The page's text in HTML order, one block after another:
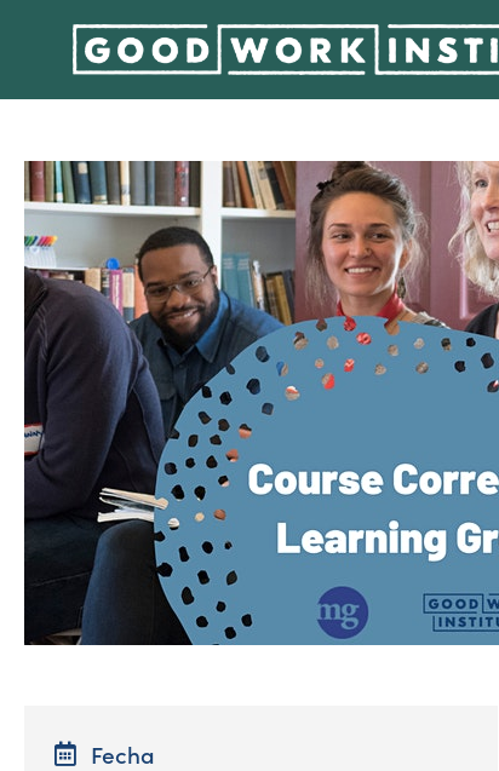
Fecha